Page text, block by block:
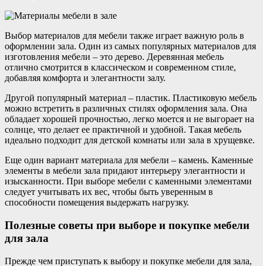
Выбор материалов для мебели также играет важную роль в
оформлении зала. Один из самых популярных материалов для
изготовления мебели – это дерево. Деревянная мебель
отлично смотрится в классическом и современном стиле,
добавляя комфорта и элегантности залу.
Другой популярный материал – пластик. Пластиковую мебель
можно встретить в различных стилях оформления зала. Она
обладает хорошей прочностью, легко моется и не выгорает на
солнце, что делает ее практичной и удобной. Такая мебель
идеально подходит для детской комнаты или зала в хрущевке.
Еще один вариант материала для мебели – камень. Каменные
элементы в мебели зала придают интерьеру элегантности и
изысканности. При выборе мебели с каменными элементами
следует учитывать их вес, чтобы быть уверенным в
способности помещения выдержать нагрузку.
Полезные советы при выборе и покупке мебели
для зала
Прежде чем приступать к выбору и покупке мебели для зала,